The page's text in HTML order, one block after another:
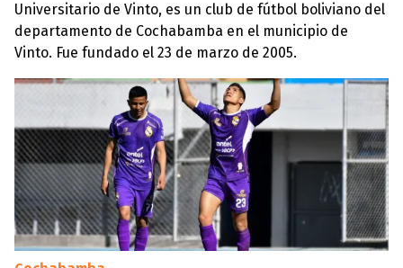
Universitario de Vinto, es un club de fútbol boliviano del
departamento de Cochabamba en el municipio de
Vinto. Fue fundado el 23 de marzo de 2005.